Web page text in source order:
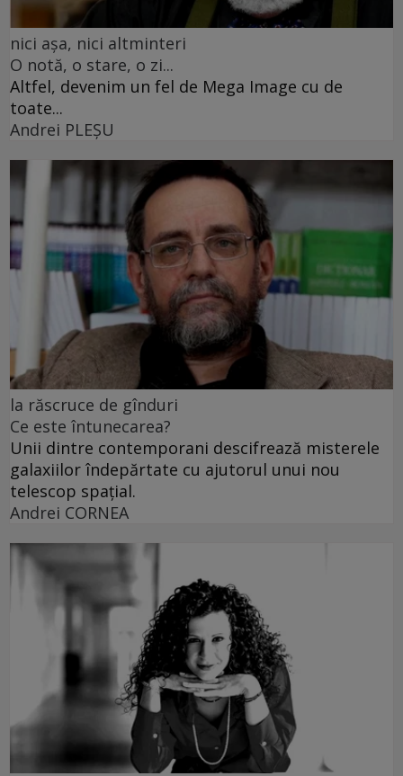
nici așa, nici altminteri
O notă, o stare, o zi...
Altfel, devenim un fel de Mega Image cu de
toate...
Andrei PLEŞU
la răscruce de gînduri
Ce este întunecarea?
Unii dintre contemporani descifrează misterele
galaxiilor îndepărtate cu ajutorul unui nou
telescop spațial.
Andrei CORNEA